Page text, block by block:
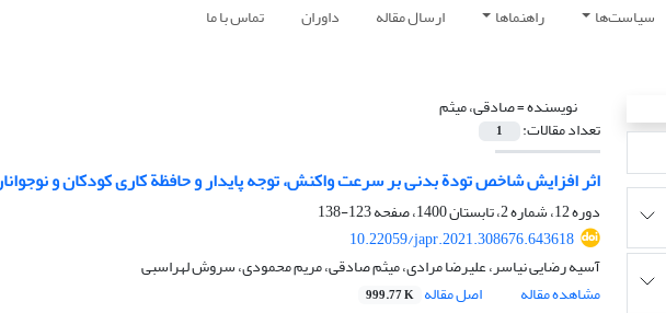
سیاست‌ها راهنماها ارسال مقاله داوران
تماس با ما
نویسنده =صادقی، میثم
تعداد مقالات: 1
اثر افزایش شاخص تودة بدنی بر سرعت واکنش، توجه پایدار و حافظة کاری کودکان و
دوره 12، شماره 2، تابستان 1400، صفحه
123-138
10.22059/japr.2021.308676.643618
آسیه رضایی نیاسر، علیرضا مرادی، میثم صادقی، مریم محمودی، سروش لهراسبی
مشاهده مقاله
اصل مقاله 999.77 K